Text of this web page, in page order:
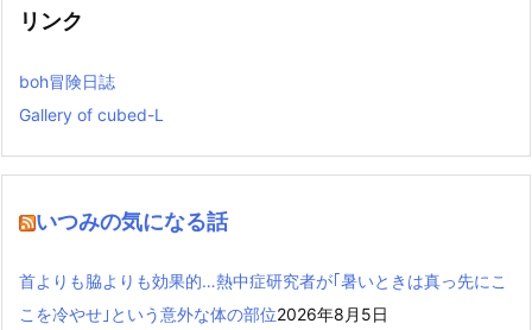
リンク
boh冒険日誌
Gallery of cubed-L
いつみの気になる話
首よりも脇よりも効果的…熱中症研究者が｢暑いときは真っ先にこ
こを冷やせ｣という意外な体の部位2026年8月5日